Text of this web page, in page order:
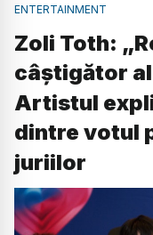
ENTERTAINMENT
Zoli Toth:
câștigător
Artistul
dintre votul
juriilor